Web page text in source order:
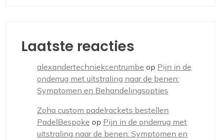
Laatste reacties
alexandertechniekcentrumbe op Pijn in de
onderrug met uitstraling naar de benen:
Symptomen en Behandelingsopties
Zoha custom padelrackets bestellen
PadelBespoke op Pijn in de onderrug met
uitstraling naar de benen: Symptomen en